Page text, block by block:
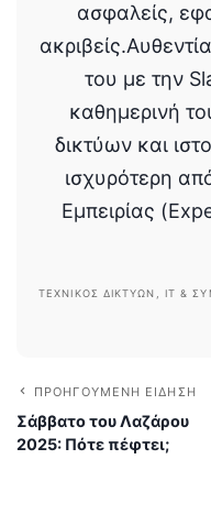
ασφαλείς,
του με την
καθημερινή
δικτύων και
ισχυρότερη
Εμπειρίας
ΤΕΧΝΙΚΌΣ ΔΙΚΤΎΩΝ, IT &
ΠΡΟΗΓΟΎΜΕΝΗ ΕΊΔΗΣΗ
Σάββατο του Λαζάρου
2025: Πότε πέφτει;